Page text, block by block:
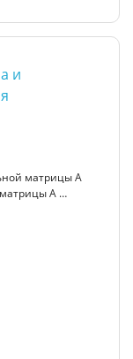
и
матрицы А
матрицы А …